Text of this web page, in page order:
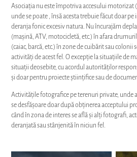
Asociația nu este împotriva accesului motorizat
unde se poate , însă acesta trebuie făcut doar
deranja fonic excesiv natura. Nu încurajăm
(mașină, ATV, motocicletă, etc.) în afara
(caiac, barcă, etc.) în zone de cuibărit sau colonii
activități de acest fel. O excepție la situațiile de
situații deosebite, cu acordul autorităților
și doar pentru proiecte științifice sau de
Activitățile fotografice pe terenuri private, unde
se desfășoare doar după obținerea acceptului
când în zona de interes se află și alți fotografi,
deranjată sau stânjenită în niciun fel.